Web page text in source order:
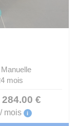
mois
284.00 €
/ mois i